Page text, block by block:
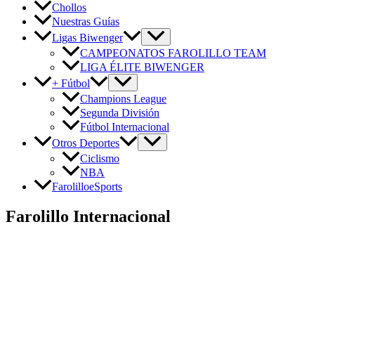
Chollos
Nuestras Guías
Ligas Biwenger
CAMPEONATOS FAROLILLO TEAM
LIGA ÉLITE BIWENGER
+ Fútbol
Champions League
Segunda División
Fútbol Internacional
Otros Deportes
Ciclismo
NBA
FarolilloeSports
Farolillo Internacional